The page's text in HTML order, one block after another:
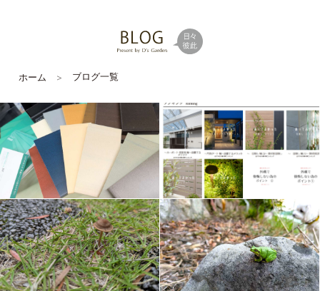
ホーム ブログ一覧